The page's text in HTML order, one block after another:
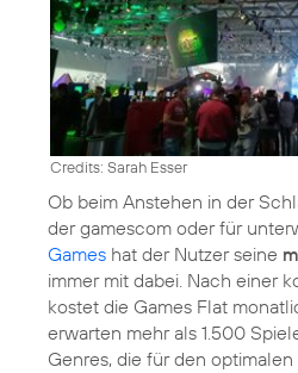
Credits: Sarah Esser
Ob beim Anstehen in der
der gamescom oder für
Games hat der Nutzer seine
immer mit dabei. Nach einer
kostet die Games Flat
erwarten mehr als 1.500
Genres, die für den